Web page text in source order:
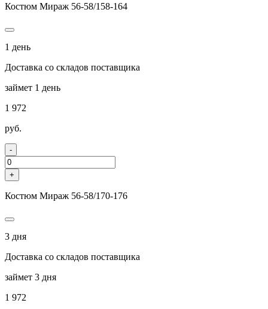
Костюм Мираж 56-58/158-164
1 день
Доставка со складов поставщика
займет 1 день
1 972
руб.
-
+
Костюм Мираж 56-58/170-176
3 дня
Доставка со складов поставщика
займет 3 дня
1 972